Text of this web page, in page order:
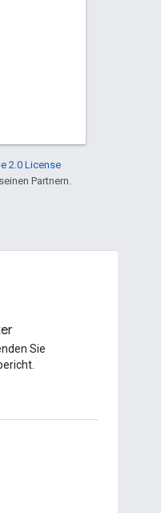
2.0 License
Partnern.
Sie